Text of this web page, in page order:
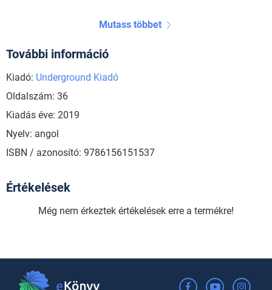
Mutass többet
További információ
Kiadó: Underground Kiadó
Oldalszám: 36
Kiadás éve: 2019
Nyelv: angol
ISBN / azonosító: 9786156151537
Értékelések
Még nem érkeztek értékelések erre a termékre!